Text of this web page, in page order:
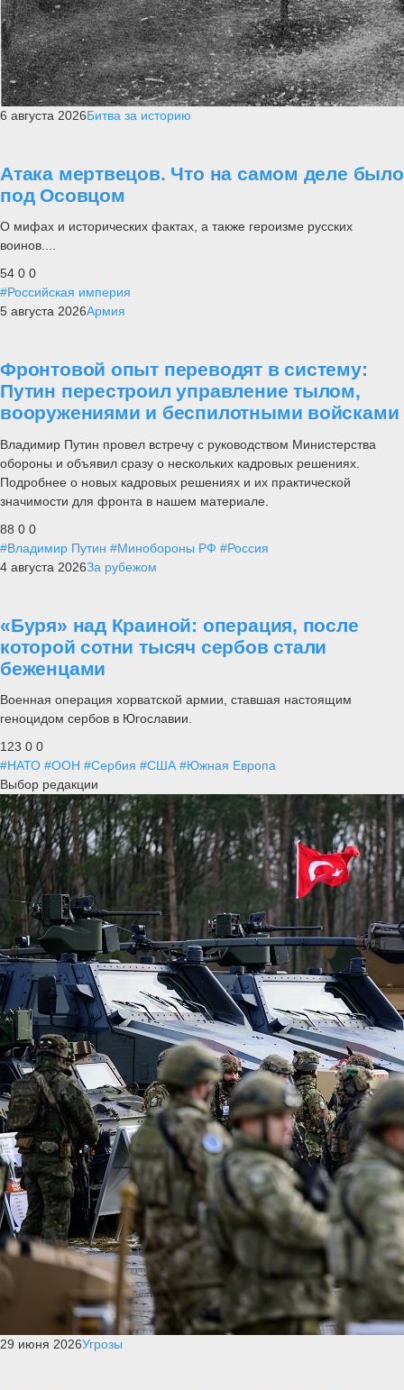
6 августа 2026Битва за историю
Атака мертвецов. Что на самом деле было
под Осовцом
О мифах и исторических фактах, а также героизме русских
воинов....
54 0 0
#Российская империя
5 августа 2026Армия
Фронтовой опыт переводят в систему:
Путин перестроил управление тылом,
вооружениями и беспилотными войсками
Владимир Путин провел встречу с руководством Министерства
обороны и объявил сразу о нескольких кадровых решениях.
Подробнее о новых кадровых решениях и их практической
значимости для фронта в нашем материале.
88 0 0
#Владимир Путин #Минобороны РФ #Россия
4 августа 2026За рубежом
«Буря» над Краиной: операция, после
которой сотни тысяч сербов стали
беженцами
Военная операция хорватской армии, ставшая настоящим
геноцидом сербов в Югославии.
123 0 0
#НАТО #ООН #Сербия #США #Южная Европа
Выбор редакции
29 июня 2026Угрозы